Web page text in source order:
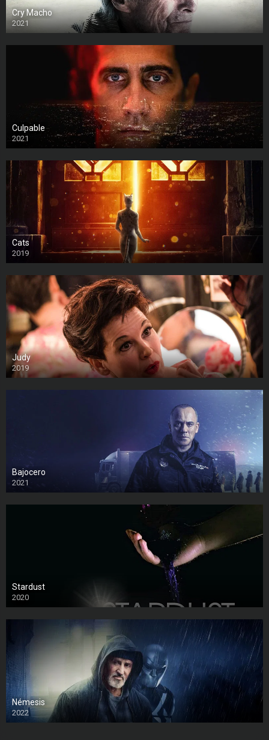
Cry Macho
2021
Culpable
2021
Cats
2019
Judy
2019
Bajocero
2021
Stardust
2020
Némesis
2022